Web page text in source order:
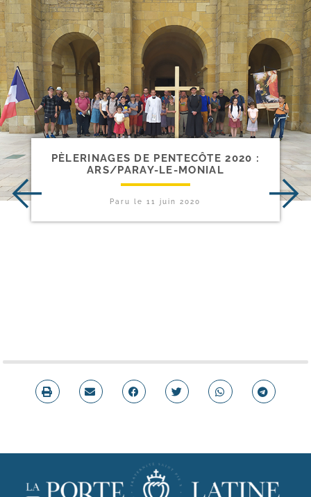
PÈLERINAGES DE PENTECÔTE 2020 :
ARS/​PARAY-​LE-​MONIAL
Paru le11 juin 2020